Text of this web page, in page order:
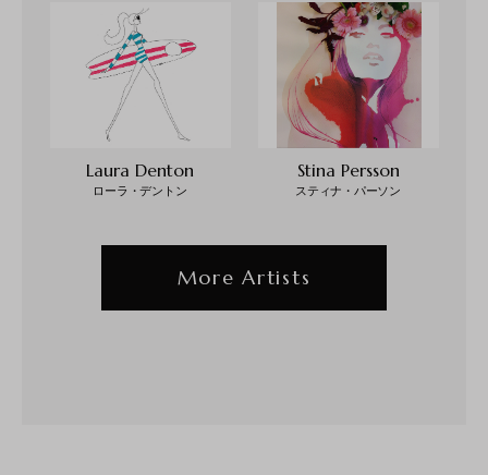
Laura Denton
ローラ・デントン
Stina Persson
スティナ・パーソン
More Artists